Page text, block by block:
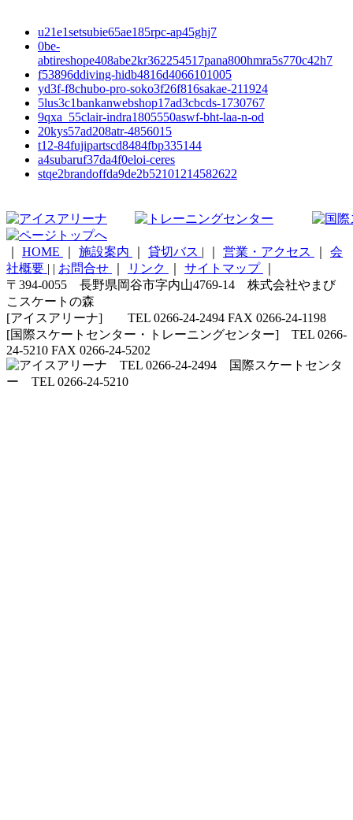
u21e1setsubie65ae185rpc-ap45ghj7
0be-
abtireshope408abe2kr362254517pana800hmra5s770c42h7
f53896ddiving-hidb4816d4066101005
yd3f-f8chubo-pro-soko3f26f816sakae-211924
5lus3c1bankanwebshop17ad3cbcds-1730767
9qxa_55clair-indra1805550aswf-bht-laa-n-od
20kys57ad208atr-4856015
t12-84fujipartscd8484fbp335144
a4subaruf37da4f0eloi-ceres
stqe2brandoffda9de2b52101214582622
HOME 施設案内 貸切バス | 営業・アクセス
会
社概要 | | お問合せ リンク サイトマップ
〒394-0055 長野県岡谷市字内山4769-14 株式会社やまび
こスケートの森
[アイスアリーナ] TEL 0266-24-2494 FAX 0266-24-1198
[国際スケートセンター・トレーニングセンター] TEL 0266-
24-5210 FAX 0266-24-5202